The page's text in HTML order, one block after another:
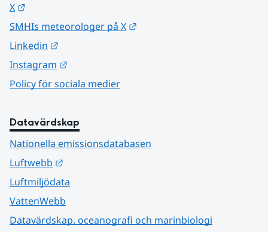
X
SMHIs meteorologer på X
Linkedin
Instagram
Policy för sociala medier
Datavärdskap
Nationella emissionsdatabasen
Luftwebb
Luftmiljödata
VattenWebb
Datavärdskap, oceanografi och marinbiologi